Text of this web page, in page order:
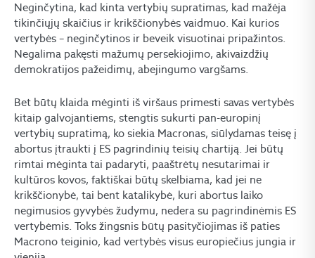
Neginčytina, kad kinta vertybių supratimas, kad mažėja
tikinčiųjų skaičius ir krikščionybės vaidmuo. Kai kurios
vertybės – neginčytinos ir beveik visuotinai pripažintos.
Negalima pakęsti mažumų persekiojimo, akivaizdžių
demokratijos pažeidimų, abejingumo vargšams.
Bet būtų klaida mėginti iš viršaus primesti savas vertybės
kitaip galvojantiems, stengtis sukurti pan-europinį
vertybių supratimą, ko siekia Macronas, siūlydamas teisę į
abortus įtraukti į ES pagrindinių teisių chartiją. Jei būtų
rimtai mėginta tai padaryti, paaštrėtų nesutarimai ir
kultūros kovos, faktiškai būtų skelbiama, kad jei ne
krikščionybė, tai bent katalikybė, kuri abortus laiko
negimusios gyvybės žudymu, nedera su pagrindinėmis ES
vertybėmis. Toks žingsnis būtų pasityčiojimas iš paties
Macrono teiginio, kad vertybės visus europiečius jungia ir